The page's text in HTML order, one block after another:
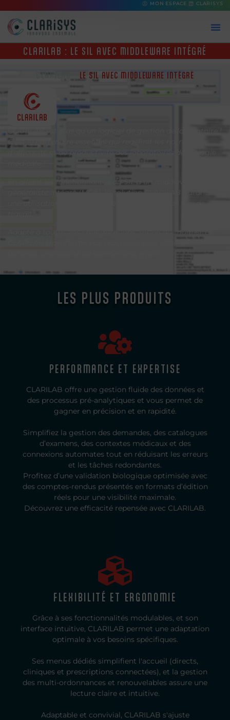
MON ESPACE CLARISYS
CLARILAB : LE SIL AVEC MIDDLEWARE INTÉGRÉ
L E S L AV EC M D D L EW A R E NT ÉG R É
CLARILAB est plus qu’un logiciel de gestion de laboratoire !
C’est le partenaire essentiel qui redéfinit les normes
En alliant les fonctionnalités du SIL à un middleware
généraliste intégré (MCA), la solution CLARILAB garantit
une utilisation intuitive et une optimisation des flux de
Adapté à toutes vos configurations, mono ou multi-sites,
LES PLUS PRODUITS
PERFORMANCE ET EXPERTISE
CLARILAB offre une gestion fluide des données et
des processus pré-analytiques et vous permet de
gagner en précision et en rapidité.
Simplifiez la gestion des demandes, des catalogues
d’examens, des contextes médicaux et des
connexions automates tout en réduisant les erreurs
et les tâches redondantes.
Profitez d’une validation biologique optimisée avec
des comptes-rendus présentés en formats d’édition
réels pour une visibilité maximale.
Découvrez une efficacité repensée avec CLARILAB.
FLEXIBILITÉ ET ERGONOMIE
Grâce à ses fonctionnalités modulables, et son
interface intuitive, CLARILAB permet une adaptation
optimale à vos besoins spécifiques.
Ses menus dédiés simplifient l'accueil (directs,
cliniques et prescriptions connectées), et la gestion
des multi-ordonnances et renouvelables assure une
lecture claire et intuitive.
Adaptable et convivial, CLARILAB s'ajuste